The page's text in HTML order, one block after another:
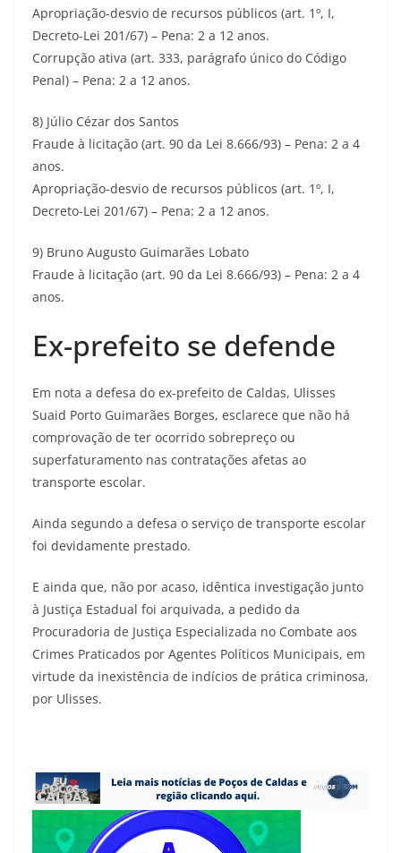
Apropriação-desvio de recursos públicos (art. 1º, I,
Decreto-Lei 201/67) – Pena: 2 a 12 anos.
Corrupção ativa (art. 333, parágrafo único do Código
Penal) – Pena: 2 a 12 anos.
8) Júlio Cézar dos Santos
Fraude à licitação (art. 90 da Lei 8.666/93) – Pena: 2 a 4
anos.
Apropriação-desvio de recursos públicos (art. 1º, I,
Decreto-Lei 201/67) – Pena: 2 a 12 anos.
9) Bruno Augusto Guimarães Lobato
Fraude à licitação (art. 90 da Lei 8.666/93) – Pena: 2 a 4
anos.
Ex-prefeito se defende
Em nota a defesa do ex-prefeito de Caldas, Ulisses
Suaid Porto Guimarães Borges, esclarece que não há
comprovação de ter ocorrido sobrepreço ou
superfaturamento nas contratações afetas ao
transporte escolar.
Ainda segundo a defesa o serviço de transporte escolar
foi devidamente prestado.
E ainda que, não por acaso, idêntica investigação junto
à Justiça Estadual foi arquivada, a pedido da
Procuradoria de Justiça Especializada no Combate aos
Crimes Praticados por Agentes Políticos Municipais, em
virtude da inexistência de indícios de prática criminosa,
por Ulisses.